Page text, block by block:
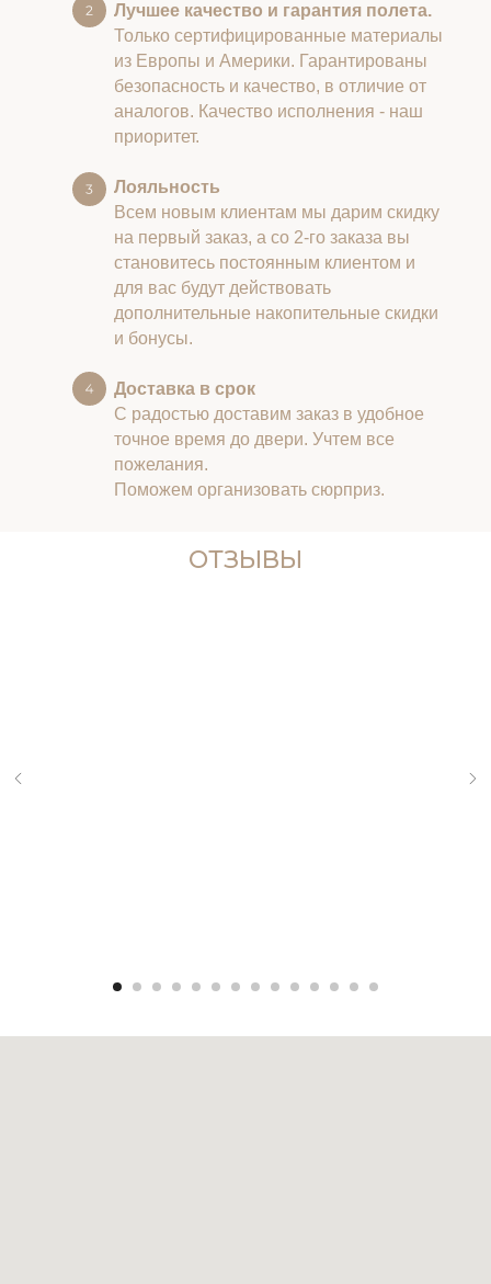
Лучшее качество и гарантия полета.
Только сертифицированные материалы
из Европы и Америки. Гарантированы
безопасность и качество, в отличие от
аналогов. Качество исполнения - наш
приоритет.
Лояльность
Всем новым клиентам мы дарим скидку
на первый заказ, а со 2-го заказа вы
становитесь постоянным клиентом и
для вас будут действовать
дополнительные накопительные скидки
и бонусы.
Доставка в срок
С радостью доставим заказ в удобное
точное время до двери. Учтем все
пожелания.
Поможем организовать сюрприз.
ОТЗЫВЫ